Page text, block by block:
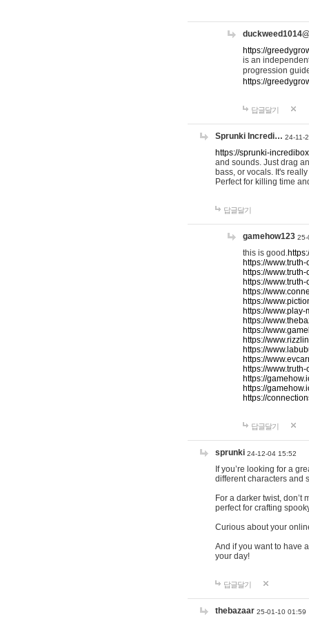
https://
is an
progression
https://
답글달기
Sprunki Incredi… 24-11-
https://sprunki-
and sounds. Just drag
bass, or vocals. It's
Perfect for killing time
답글달기
gamehow123 25-
this is good.
https://
https://
https://
https://
https://
https://
https://
https://
https://
https://
https://
https://
https://
https://
https://
답글달기
sprunki 24-12-04 15:52
If you’re looking for a
different characters and
For a darker twist, don’t
perfect for crafting
Curious about your
And if you want to have
your day!
답글달기
thebazaar 25-01-10 01:59